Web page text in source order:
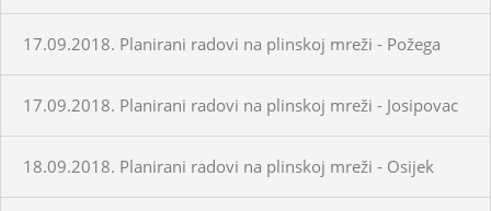
17.09.2018. Planirani radovi na plinskoj mreži - Požega
17.09.2018. Planirani radovi na plinskoj mreži - Josipovac
18.09.2018. Planirani radovi na plinskoj mreži - Osijek